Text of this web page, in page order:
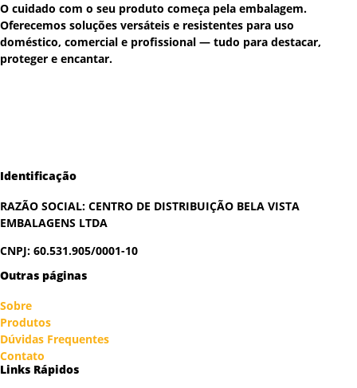
O cuidado com o seu produto começa pela embalagem.
Oferecemos soluções versáteis e resistentes para uso
doméstico, comercial e profissional — tudo para destacar,
proteger e encantar.
Identificação
RAZÃO SOCIAL: CENTRO DE DISTRIBUIÇÃO BELA VISTA
EMBALAGENS LTDA
CNPJ: 60.531.905/0001-10
Outras páginas
Sobre
Produtos
Dúvidas Frequentes
Contato
Links Rápidos